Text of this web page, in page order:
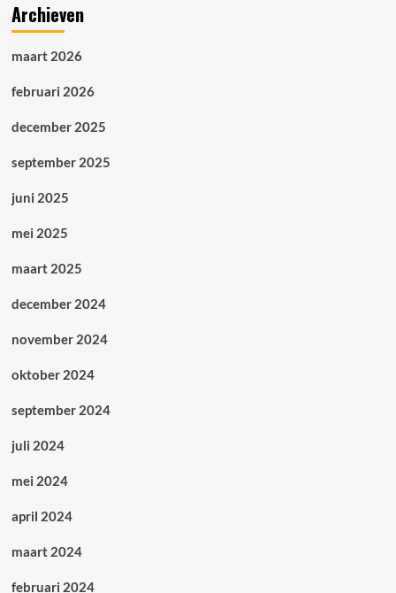
Archieven
maart 2026
februari 2026
december 2025
september 2025
juni 2025
mei 2025
maart 2025
december 2024
november 2024
oktober 2024
september 2024
juli 2024
mei 2024
april 2024
maart 2024
februari 2024